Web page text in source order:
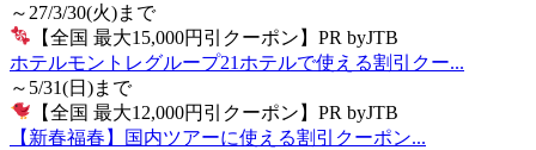
～27/3/30(火)まで
【全国 最大15,000円引クーポン】PR byJTB
ホテルモントレグループ21ホテルで使える割引クー...
～5/31(日)まで
【全国 最大12,000円引クーポン】PR byJTB
【新春福春】国内ツアーに使える割引クーポン...